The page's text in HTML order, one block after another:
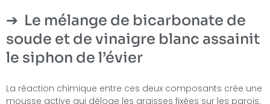
Le mélange de bicarbonate de
soude et de vinaigre blanc assainit
le siphon de l’évier
La réaction chimique entre ces deux composants crée une
mousse active qui déloge les graisses fixées sur les parois.